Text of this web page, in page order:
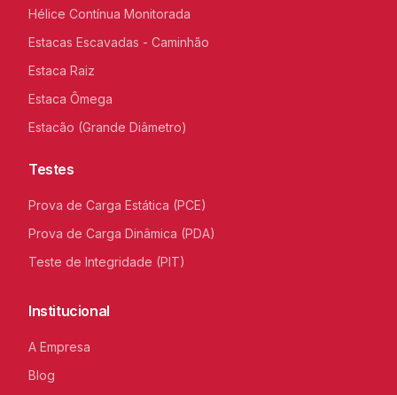
Hélice Contínua Monitorada
Estacas Escavadas - Caminhão
Estaca Raiz
Estaca Ômega
Estacão (Grande Diâmetro)
Testes
Prova de Carga Estática (PCE)
Prova de Carga Dinâmica (PDA)
Teste de Integridade (PIT)
Institucional
A Empresa
Blog